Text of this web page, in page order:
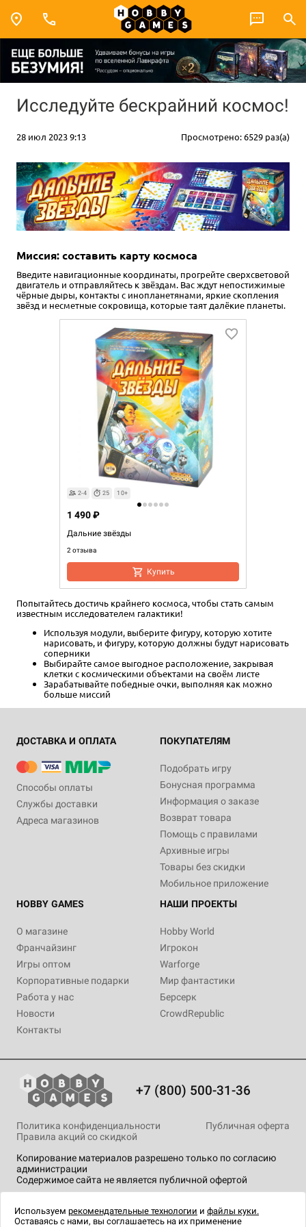
Исследуйте бескрайний космос!
28 июл 2023 9:13 Просмотрено: 6529 раз(а)
Миссия: составить карту космоса
Введите навигационные координаты, прогрейте сверхсветовой
двигатель и отправляйтесь к звёздам. Вас ждут непостижимые
чёрные дыры, контакты с инопланетянами, яркие скопления
звёзд и несметные сокровища, которые таят далёкие планеты.
2-4 25 10+
Дальние звёзды
2 отзыва
1 490 ₽
Купить
Попытайтесь достичь крайнего космоса, чтобы стать самым
известным исследователем галактики!
Используя модули, выберите фигуру, которую хотите
нарисовать, и фигуру, которую должны будут нарисовать
соперники
Выбирайте самое выгодное расположение, закрывая
клетки с космическими объектами на своём листе
Зарабатывайте победные очки, выполняя как можно
больше миссий
ДОСТАВКА И ОПЛАТА
Способы оплаты
Службы доставки
Адреса магазинов
ПОКУПАТЕЛЯМ
Подобрать игру
Бонусная программа
Информация о заказе
Возврат товара
Помощь с правилами
Архивные игры
Товары без скидки
Мобильное приложение
HOBBY GAMES
О магазине
Франчайзинг
Игры оптом
Корпоративные подарки
Работа у нас
Новости
Контакты
НАШИ ПРОЕКТЫ
Hobby World
Игрокон
Warforge
Мир фантастики
Берсерк
CrowdRepublic
+7 (800) 500-31-36
Копирование материалов разрешено только по согласию
администрации
Содержимое сайта не является публичной офертой
Политика конфиденциальности
Публичная оферта
Правила акций со скидкой
технологии .
Используем рекомендательные технологии и файлы куки.
Оставаясь с нами, вы соглашаетесь на их применение